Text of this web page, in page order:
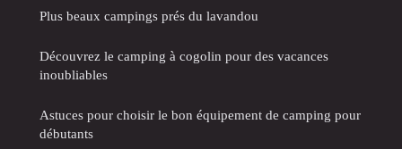
Plus beaux campings prés du lavandou
Découvrez le camping à cogolin pour des vacances
inoubliables
Astuces pour choisir le bon équipement de camping pour
débutants